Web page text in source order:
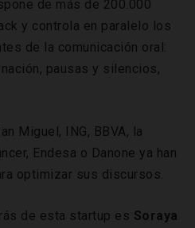
de más de 200.000
y controla en paralelo los
de la comunicación oral:
pausas y silencios,
Miguel, ING, BBVA, la
Endesa o Danone ya han
optimizar sus discursos.
de esta startup es Soraya